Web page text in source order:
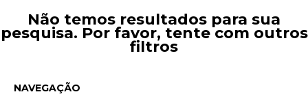
Não temos resultados para sua
pesquisa. Por favor, tente com outros
filtros
NAVEGAÇÃO